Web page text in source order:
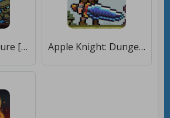
samurai adventure [Много монет] Apple Knight: Dungeons [Много монет]